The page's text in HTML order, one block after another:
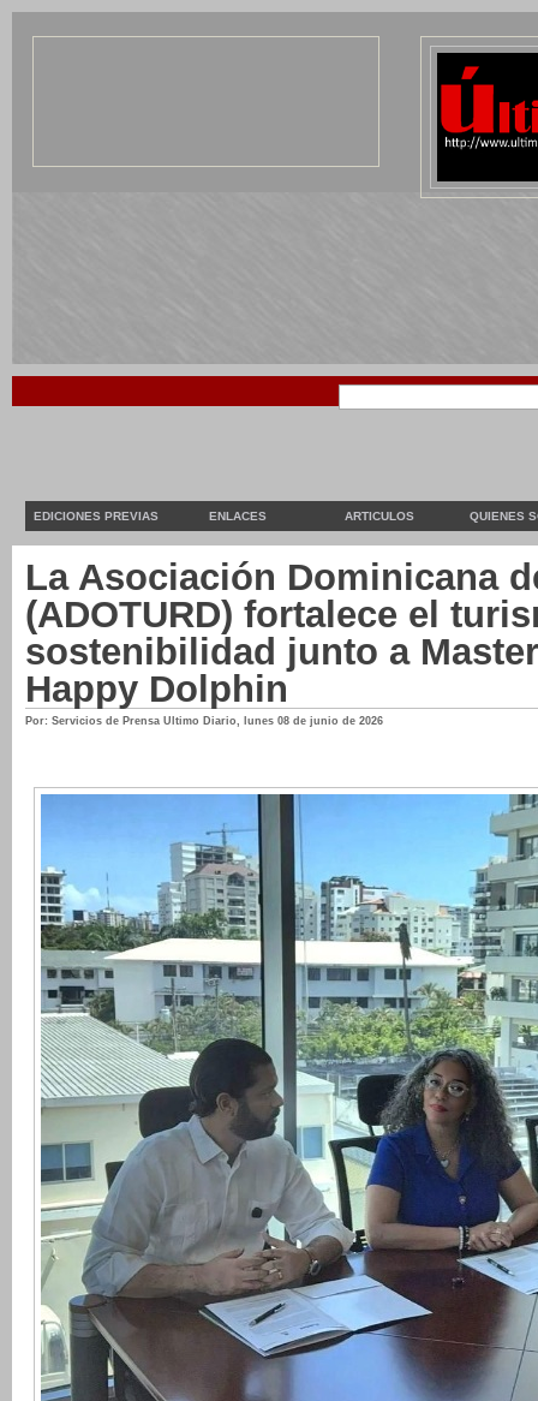
EDICIONES PREVIAS ENLACES ARTICULOS QUIENES
La Asociación Dominicana
(ADOTURD) fortalece el
sostenibilidad junto a
Happy Dolphin
Por: Servicios de Prensa Ultimo Diario, lunes 08 de junio de 2026